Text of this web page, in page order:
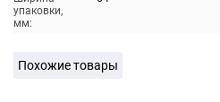
упаковки,
мм:
Похожие товары